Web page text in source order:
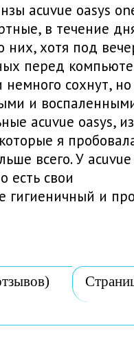
acuvue oasys
в течение
хотя под
перед
немного сохнут, но
и
acuvue oasys,
я
всего. У acuvue
есть свои
гигиеничный и